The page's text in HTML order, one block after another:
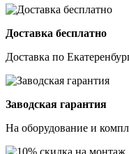
Доставка бесплатно
Доставка по
Заводская гарантия
На оборудование и